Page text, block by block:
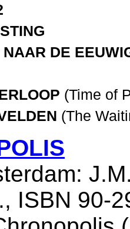
NAAR DE
(Time of
(The
ISBN 90-